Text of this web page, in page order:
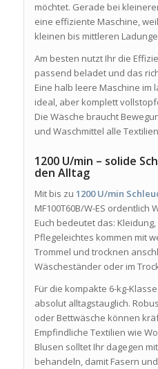
möchtet. Gerade bei
eine effiziente Maschine,
kleinen bis mittleren
Am besten nutzt Ihr die
passend beladet und das
Eine halb leere Maschine im
ideal, aber komplett
Die Wäsche braucht
und Waschmittel alle
1200 U/min – solide
den Alltag
Mit bis zu 1200 U/min
MF100T60B/W-ES ordentlich
Euch bedeutet das:
Pflegeleichtes kommen mit
Trommel und trocknen
Wäscheständer oder im
Für die kompakte 6-kg-
absolut alltagstauglich.
oder Bettwäsche können
Empfindliche Textilien wie
Blusen solltet Ihr dagegen
behandeln, damit Fasern